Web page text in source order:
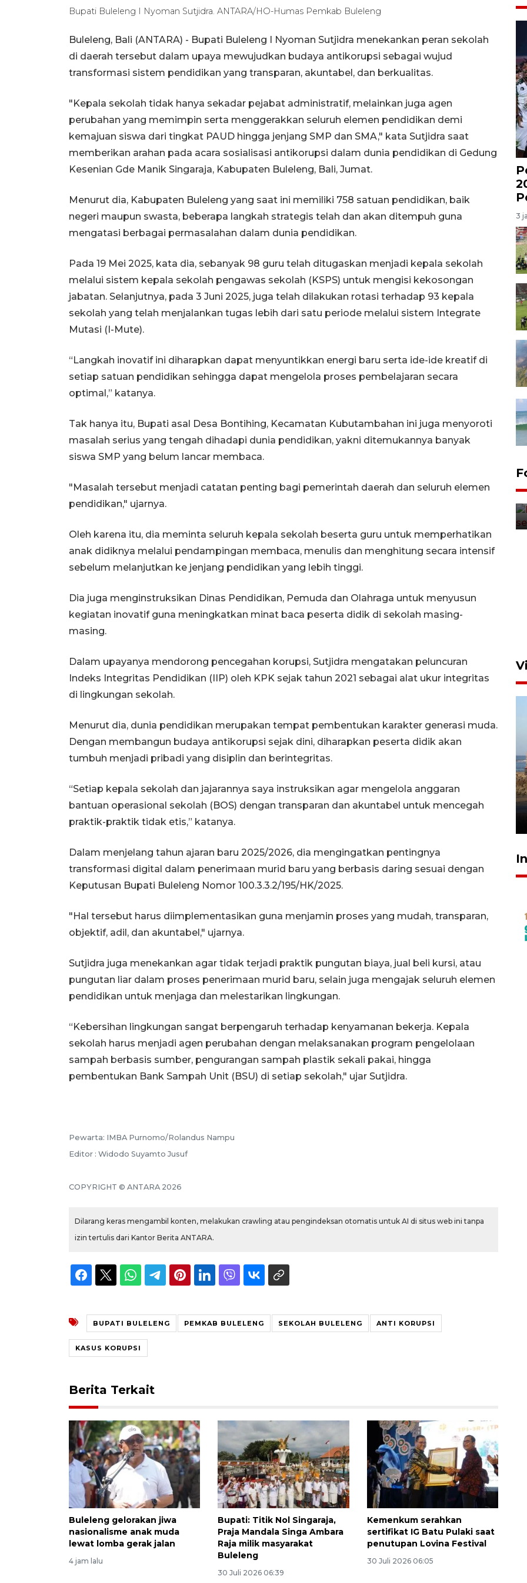
Bupati Buleleng I Nyoman Sutjidra. ANTARA/HO-Humas Pemkab Buleleng
Buleleng, Bali (ANTARA) - Bupati Buleleng I Nyoman Sutjidra menekankan peran sekolah
di daerah tersebut dalam upaya mewujudkan budaya antikorupsi sebagai wujud
transformasi sistem pendidikan yang transparan, akuntabel, dan berkualitas.
"Kepala sekolah tidak hanya sekadar pejabat administratif, melainkan juga agen
perubahan yang memimpin serta menggerakkan seluruh elemen pendidikan demi
kemajuan siswa dari tingkat PAUD hingga jenjang SMP dan SMA," kata Sutjidra saat
memberikan arahan pada acara sosialisasi antikorupsi dalam dunia pendidikan di Gedung
Kesenian Gde Manik Singaraja, Kabupaten Buleleng, Bali, Jumat.
Menurut dia, Kabupaten Buleleng yang saat ini memiliki 758 satuan pendidikan, baik
negeri maupun swasta, beberapa langkah strategis telah dan akan ditempuh guna
mengatasi berbagai permasalahan dalam dunia pendidikan.
Pada 19 Mei 2025, kata dia, sebanyak 98 guru telah ditugaskan menjadi kepala sekolah
melalui sistem kepala sekolah pengawas sekolah (KSPS) untuk mengisi kekosongan
jabatan. Selanjutnya, pada 3 Juni 2025, juga telah dilakukan rotasi terhadap 93 kepala
sekolah yang telah menjalankan tugas lebih dari satu periode melalui sistem Integrate
Mutasi (I-Mute).
“Langkah inovatif ini diharapkan dapat menyuntikkan energi baru serta ide-ide kreatif di
setiap satuan pendidikan sehingga dapat mengelola proses pembelajaran secara
optimal,” katanya.
Tak hanya itu, Bupati asal Desa Bontihing, Kecamatan Kubutambahan ini juga menyoroti
masalah serius yang tengah dihadapi dunia pendidikan, yakni ditemukannya banyak
siswa SMP yang belum lancar membaca.
"Masalah tersebut menjadi catatan penting bagi pemerintah daerah dan seluruh elemen
pendidikan," ujarnya.
Oleh karena itu, dia meminta seluruh kepala sekolah beserta guru untuk memperhatikan
anak didiknya melalui pendampingan membaca, menulis dan menghitung secara intensif
sebelum melanjutkan ke jenjang pendidikan yang lebih tinggi.
Dia juga menginstruksikan Dinas Pendidikan, Pemuda dan Olahraga untuk menyusun
kegiatan inovatif guna meningkatkan minat baca peserta didik di sekolah masing-
masing.
Dalam upayanya mendorong pencegahan korupsi, Sutjidra mengatakan peluncuran
Indeks Integritas Pendidikan (IIP) oleh KPK sejak tahun 2021 sebagai alat ukur integritas
di lingkungan sekolah.
Menurut dia, dunia pendidikan merupakan tempat pembentukan karakter generasi muda.
Dengan membangun budaya antikorupsi sejak dini, diharapkan peserta didik akan
tumbuh menjadi pribadi yang disiplin dan berintegritas.
“Setiap kepala sekolah dan jajarannya saya instruksikan agar mengelola anggaran
bantuan operasional sekolah (BOS) dengan transparan dan akuntabel untuk mencegah
praktik-praktik tidak etis,” katanya.
Dalam menjelang tahun ajaran baru 2025/2026, dia mengingatkan pentingnya
transformasi digital dalam penerimaan murid baru yang berbasis daring sesuai dengan
Keputusan Bupati Buleleng Nomor 100.3.3.2/195/HK/2025.
"Hal tersebut harus diimplementasikan guna menjamin proses yang mudah, transparan,
objektif, adil, dan akuntabel," ujarnya.
Sutjidra juga menekankan agar tidak terjadi praktik pungutan biaya, jual beli kursi, atau
pungutan liar dalam proses penerimaan murid baru, selain juga mengajak seluruh elemen
pendidikan untuk menjaga dan melestarikan lingkungan.
“Kebersihan lingkungan sangat berpengaruh terhadap kenyamanan bekerja. Kepala
sekolah harus menjadi agen perubahan dengan melaksanakan program pengelolaan
sampah berbasis sumber, pengurangan sampah plastik sekali pakai, hingga
pembentukan Bank Sampah Unit (BSU) di setiap sekolah," ujar Sutjidra.
Pewarta: IMBA Purnomo/Rolandus Nampu
Editor : Widodo Suyamto Jusuf
COPYRIGHT © ANTARA 2026
Dilarang keras mengambil konten, melakukan crawling atau pengindeksan otomatis untuk AI di situs web ini tanpa
izin tertulis dari Kantor Berita ANTARA.
BUPATI BULELENG PEMKAB BULELENG SEKOLAH BULELENG ANTI KORUPSI
KASUS KORUPSI
Berita Terkait
Buleleng gelorakan jiwa
nasionalisme anak muda
lewat lomba gerak jalan
4 jam lalu
Bupati: Titik Nol Singaraja,
Praja Mandala Singa Ambara
Raja milik masyarakat
Buleleng
30 Juli 2026 06:39
Kemenkum serahkan
sertifikat IG Batu Pulaki saat
penutupan Lovina Festival
30 Juli 2026 06:05
3
Persib di laga final Piala
Presiden 2026
Bali tanam ribuan bibit
mangrove
Vaksin HPV untuk siswa laki-